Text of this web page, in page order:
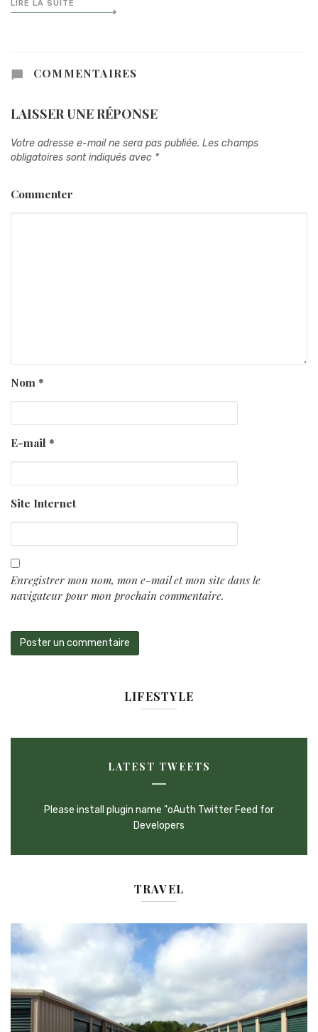
LIRE LA SUITE
COMMENTAIRES
LAISSER UNE RÉPONSE
Votre adresse e-mail ne sera pas publiée. Les champs
obligatoires sont indiqués avec *
Commenter
Nom *
E-mail *
Site Internet
Enregistrer mon nom, mon e-mail et mon site dans le
navigateur pour mon prochain commentaire.
LIFESTYLE
LATEST TWEETS
Please install plugin name "oAuth Twitter Feed for
Developers
TRAVEL